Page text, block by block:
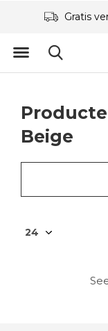
Gratis
Beige